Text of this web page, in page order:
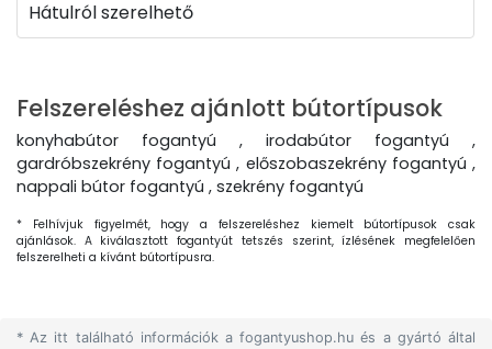
Hátulról szerelhető
Felszereléshez ajánlott bútortípusok
konyhabútor fogantyú , irodabútor fogantyú ,
gardróbszekrény fogantyú , előszobaszekrény fogantyú ,
nappali bútor fogantyú , szekrény fogantyú
* Felhívjuk figyelmét, hogy a felszereléshez kiemelt bútortípusok csak
ajánlások. A kiválasztott fogantyút tetszés szerint, ízlésének megfelelően
felszerelheti a kívánt bútortípusra.
* Az itt található információk a fogantyushop.hu és a gyártó által